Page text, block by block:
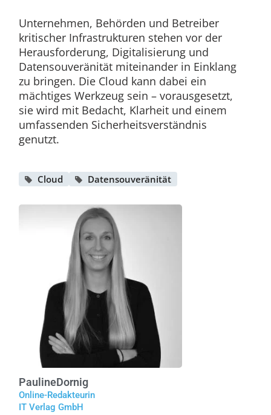
Unternehmen, Behörden und Betreiber
kritischer Infrastrukturen stehen vor der
Herausforderung, Digitalisierung und
Datensouveränität miteinander in Einklang
zu bringen. Die Cloud kann dabei ein
mächtiges Werkzeug sein – vorausgesetzt,
sie wird mit Bedacht, Klarheit und einem
umfassenden Sicherheitsverständnis
genutzt.
Cloud Datensouveränität
PaulineDornig
Online-Redakteurin
IT Verlag GmbH